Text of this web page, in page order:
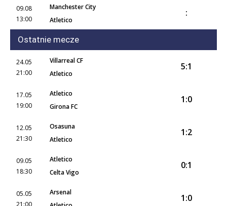
09.08
13:00
Manchester City
Atletico
:
Ostatnie mecze
24.05
21:00
Villarreal CF
Atletico
5:1
17.05
19:00
Atletico
Girona FC
1:0
12.05
21:30
Osasuna
Atletico
1:2
09.05
18:30
Atletico
Celta Vigo
0:1
05.05
21:00
Arsenal
1:0